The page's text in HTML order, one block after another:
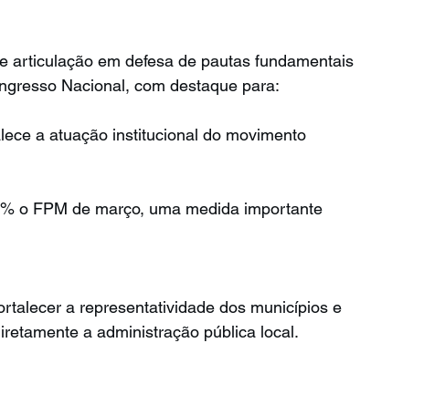
articulação em defesa de pautas fundamentais
Nacional, com destaque para:
a atuação institucional do movimento
o FPM de março, uma medida importante
a representatividade dos municípios e
a administração pública local.